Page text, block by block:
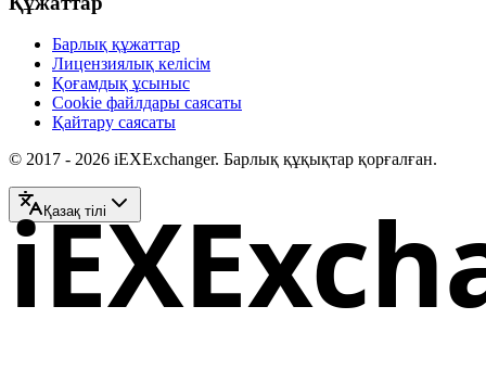
Барлық құжаттар
Лицензиялық келісім
Қоғамдық ұсыныс
Cookie файлдары саясаты
Қайтару саясаты
© 2017 - 2026 iEXExchanger. Барлық құқықтар қорғалған.
Қазақ тілі